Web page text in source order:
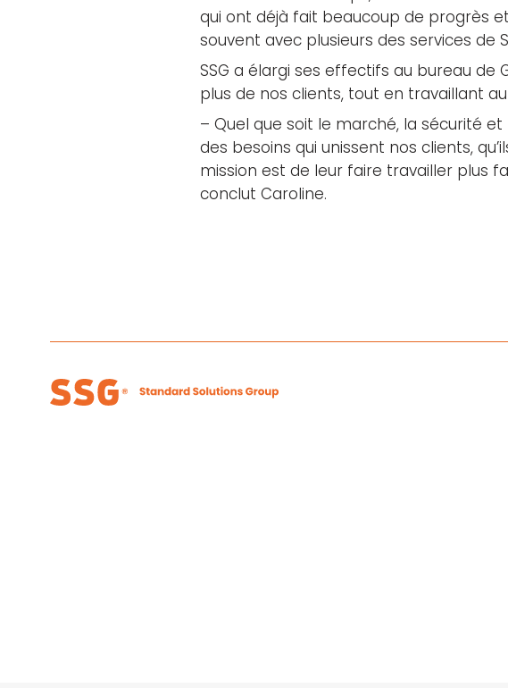
qui ont déjà fait beaucoup de progrès
souvent avec plusieurs des services de
SSG a élargi ses effectifs au bureau
plus de nos clients, tout en travaillant
– Quel que soit le marché, la sécurité
des besoins qui unissent nos clients,
mission est de leur faire travailler plus
conclut Caroline.